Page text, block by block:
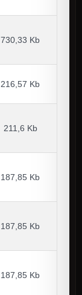
730,33 Kb
216,57 Kb
211,6 Kb
187,85 Kb
187,85 Kb
187,85 Kb